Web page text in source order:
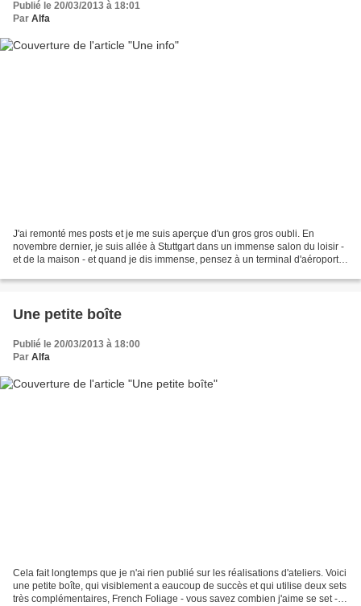
Publié le 20/03/2013 à 18:01
Par Alfa
J'ai remonté mes posts et je me suis aperçue d'un gros gros oubli. En
novembre dernier, je suis allée à Stuttgart dans un immense salon du loisir -
et de la maison - et quand je dis immense, pensez à un terminal d'aéroport
Une petite boîte
Publié le 20/03/2013 à 18:00
Par Alfa
Cela fait longtemps que je n'ai rien publié sur les réalisations d'ateliers. Voici
une petite boîte, qui visiblement a eaucoup de succès et qui utilise deux sets
très complémentaires, French Foliage - vous savez combien j'aime se set - et